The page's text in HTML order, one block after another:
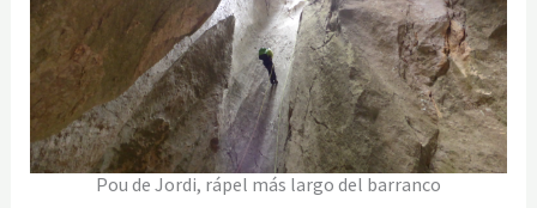
Pou de Jordi, rápel más largo del barranco